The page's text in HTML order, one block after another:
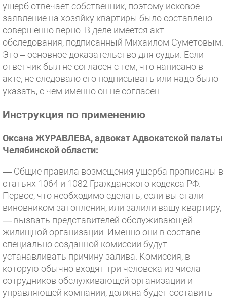
ущерб отвечает собственник, поэтому исковое
заявление на хозяйку квартиры было составлено
совершенно верно. В деле имеется акт
обследования, подписанный Михаилом Сумётовым.
Это – основное доказательство для судьи. Если
ответчик был не согласен с тем, что написано в
акте, не следовало его подписывать или надо было
указать, с чем именно он не согласен.
Инструкция по применению
Оксана ЖУРАВЛЕВА, адвокат Адвокатской палаты
Челябинской области:
— Общие правила возмещения ущерба прописаны в
статьях 1064 и 1082 Гражданского кодекса РФ.
Первое, что необходимо сделать, если вы стали
виновником затопления, или залили вашу квартиру,
— вызвать представителей обслуживающей
жилищной организации. Именно они в составе
специально созданной комиссии будут
устанавливать причину залива. Комиссия, в
которую обычно входят три человека из числа
сотрудников обслуживающей организации и
управляющей компании, должна будет составить